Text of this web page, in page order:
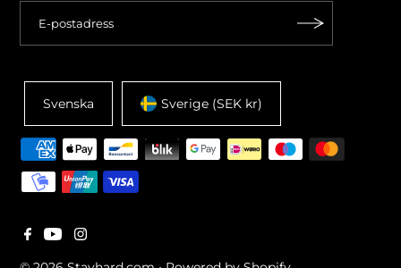
Svenska Sverige (SEK kr)